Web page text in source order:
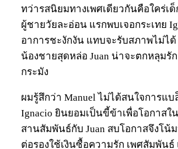
ทว่ารสนิยมทางเพศเดียวกันคือใคร่เ
ผู้ชายวัยละอ่อน แรกพบเจอกระเทย
อาการชะงักงัน แทบจะรับสภาพไม่ได้
น้องชายสุดหล่อ Juan น่าจะตกหลุมรั
กระมัง
ผมรู้สึกว่า Manuel ไม่ได้สนใจการแบ
Ignacio ยินยอมเป็นขี้ข้าเพื่อโอกาสใ
สานสัมพันธ์กับ Juan สบโอกาสจึงโ
ต่อรองใช้เงินซื้อความรัก เพศสัมพันธ์